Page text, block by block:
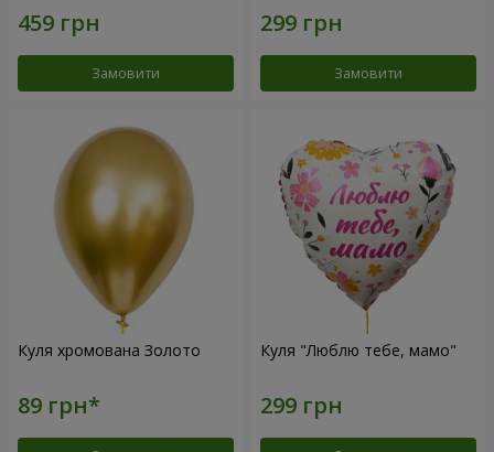
Замовити Замовити
Куля хромована Золото Куля "Люблю тебе, мамо"